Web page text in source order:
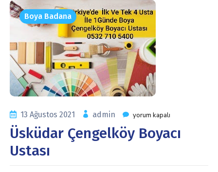
Boya Badana
13 Ağustos 2021 admin yorum kapalı
Üsküdar Çengelköy Boyacı
Ustası